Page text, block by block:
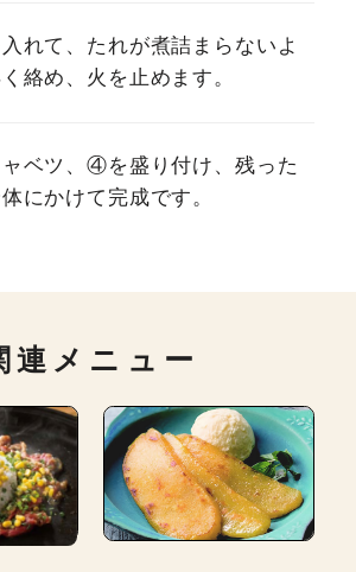
れて、たれが煮詰まらないよ
絡め、火を止めます。
ベツ、④を盛り付け、残った
にかけて完成です。
連メニュー